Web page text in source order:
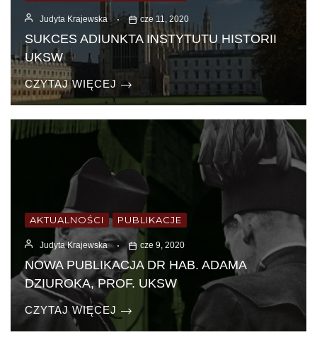
Judyta Krajewska cze 11, 2020
SUKCES ADIUNKTA INSTYTUTU HISTORII
UKSW
CZYTAJ WIĘCEJ
AKTUALNOŚCI PUBLIKACJE
Judyta Krajewska cze 9, 2020
NOWA PUBLIKACJA DR HAB. ADAMA
DZIUROKA, PROF. UKSW
CZYTAJ WIĘCEJ